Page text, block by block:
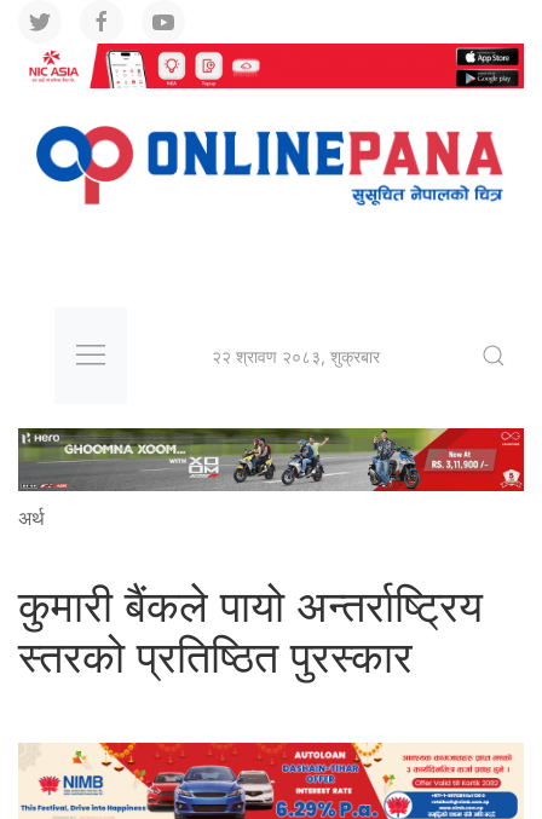
२२ श्रावण २०८३, शुक्रबार
अर्थ
कुमारी बैंकले पायो अन्तर्राष्ट्रिय
स्तरको प्रतिष्ठित पुरस्कार